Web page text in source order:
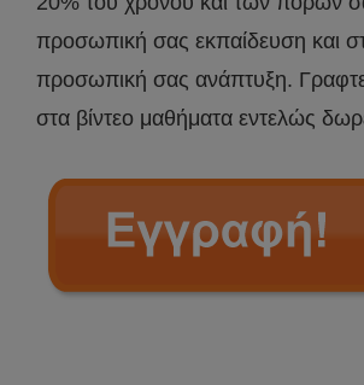
προσωπική σας εκπαίδευση και
προσωπική σας ανάπτυξη.
στα βίντεο μαθήματα εντελώς